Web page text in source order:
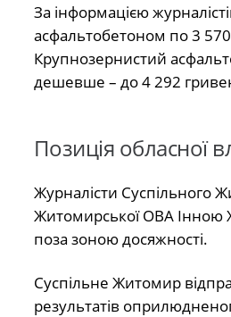
За інформацією
асфальтобетоном по 3
Крупнозернистий
дешевше – до 4 292
Позиція обласної
Журналісти Суспільного
Житомирської ОВА Інною
поза зоною досяжності.
Суспільне Житомир
результатів